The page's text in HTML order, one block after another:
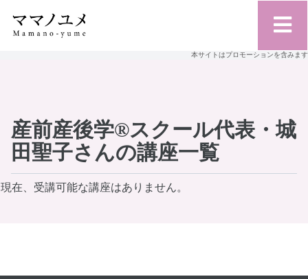
本サイトはプロモーションを含みます
産前産後学®︎スクール代表・城
田聖子さんの講座一覧
現在、受講可能な講座はありません。